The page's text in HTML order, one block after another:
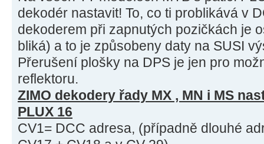
dekodér nastavit! To, co ti problikává v
dekoderem při zapnutých pozičkách je
bliká) a to je způsobeny daty na SUSI
Přerušení plošky na DPS je jen pro
reflektoru.
ZIMO dekodery řady MX , MN i MS
PLUX 16
CV1= DCC adresa, (případně dlouhé